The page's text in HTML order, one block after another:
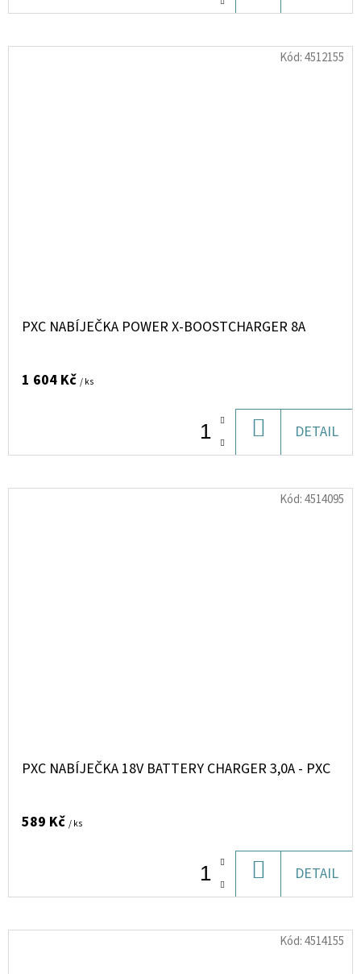
KOŠÍKU
PXC NABÍJEČKA POWER X-BOOSTCHARGER 8A
1 604 Kč / ks
KOŠÍKU
DETAIL
Kód:4512155
PXC NABÍJEČKA 18V BATTERY CHARGER 3,0A - PXC
589 Kč / ks
KOŠÍKU
DETAIL
Kód:4514095
Kód:4514155